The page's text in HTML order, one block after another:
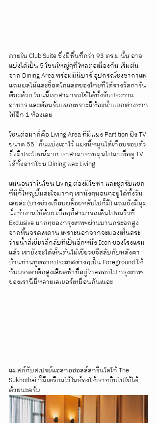
ภายใน Club Suite ซึ่งมีพื้นที่กว่า 93 ตร.ม.นั้น อาจ
แบ่งได้เป็น 5 โซนใหญ่ๆที่ไหลต่อเนื่องกัน เริ่มต้น
จาก Dining Area พร้อมมินิบาร์ อุปกรณ์ชงชากาแฟ
แถมผลไม้และช็อคโกแลตของไทยที่ได้รางวัลการัน
ตีซะด้วย โซนนี้เราสามารถใช้ได้ทั้งรับประทาน
อาหาร และต้อนรับแขกเพราะมีห้องน้ำแยกต่างหาก
ให้อีก 1 ห้องเลย
โซนต่อมาก็คือ Living Area ที่มีแผง Partition ฝัง TV
ขนาด 55" กั้นแบ่งเอาไว้ แผงนี้หมุนได้เกือบรอบตัว
ซึ่งมีประโยชน์มาก เราสามารถหมุนไปมาเพื่อดู TV
ได้ทั้งจากโซน Dining และ Living
แน่นอนว่าในโซน Living ต้องมีโซฟา และชุดรับแขก
ที่นี่ก็ใหญ่บึ้มสะใจมากๆ เรานั่งๆนอนๆอยู่ได้ทั้งวัน
เลยล่ะ (บางช่วงเกือบผล็อยหลับไปก็มี) แถมยังมีมุม
นั่งทำงานให้ด้วย เบื่อๆก็สามารถเดินไปชมวิวที่
Exclusive มากๆของกรุงเทพฯผ่านบานกระจกสูง
จากพื้นจรดเพดาน เพราะนอกจากจะมองเห็นสระ
ว่ายน้ำสีเขียวลึกลับที่เป็นอีกหนึ่ง Icon ของโรงแรม
แล้ว เรายังจะได้เห็นต้นไม้เขียวขจีสลับกับหลังคา
บ้านท่านทูตจากประเทศต่างๆเป็น Foreground ให้
กับบรรดาตึกสูงเสียดฟ้าที่อยู่ไกลออกไป กรุงเทพฯ
ของเรานี่มีหลายเลเยอร์เหมือนกันเนอะ
แมสก์กับสเปรย์แอลกอฮอลล์สกรีนโลโก้ The
Sukhothai ก็มีเตรียมไว้ในห้องให้เราหยิบไปใช้ได้
ด้วยนะครับ